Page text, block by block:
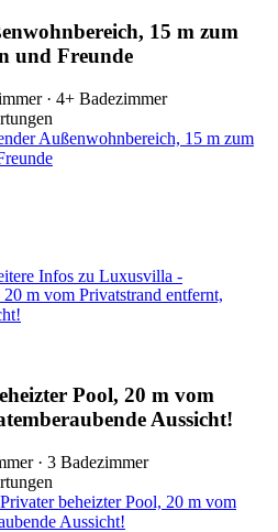
15 m zum
und Freunde
· 4+ Badezimmer
Außenwohnbereich, 15 m zum
Infos zu Luxusvilla -
m vom Privatstrand entfernt,
Pool, 20 m vom
Aussicht!
· 3 Badezimmer
beheizter Pool, 20 m vom
Aussicht!